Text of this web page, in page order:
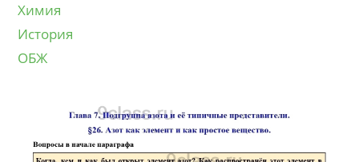
Химия
История
ОБЖ